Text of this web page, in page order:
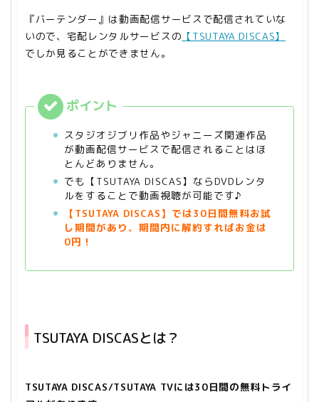
『バーテンダー』は動画配信サービスで配信されていな
いので、宅配レンタルサービスの 【TSUTAYA DISCAS】
でしか見ることができません。
スタジオジブリ作品やジャニーズ関連作品
が動画配信サービスで配信されることはほ
とんどありません。
でも【TSUTAYA DISCAS】ならDVDレンタ
ルをすることで動画視聴が可能です♪
【TSUTAYA DISCAS】では30日間無料お試
し期間があり、期間内に解約すればお金は
0円！
TSUTAYA DISCASとは？
TSUTAYA DISCAS/TSUTAYA TVには30日間の無料トライ